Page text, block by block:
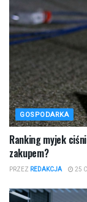
GOSPODARKA
Ranking myjek
zakupem?
PRZEZ REDAKCJA 25